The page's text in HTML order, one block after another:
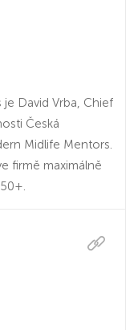
je David Vrba, Chief
Česká
Midlife Mentors.
firmě maximálně